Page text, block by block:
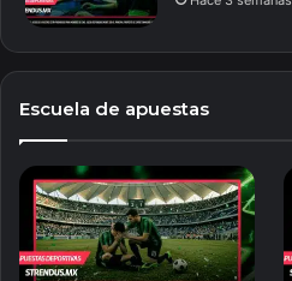
Escuela de apuestas